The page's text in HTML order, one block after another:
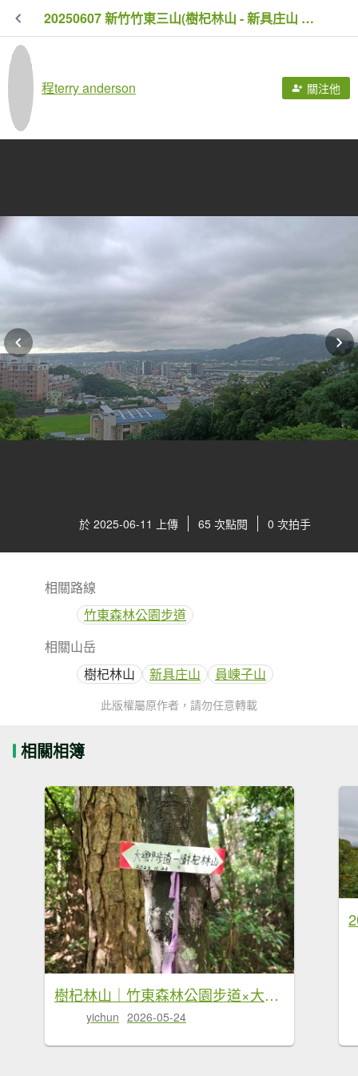
20250607 新竹竹東三山(樹杞林山 - 新具庄山 - 員崠子山) O型
程terry anderson 關注他
於 2025-06-11 上傳 65 次點閱 0 次拍手
相關路線
竹東森林公園步道
相關山岳
樹杞林山
新具庄山 員崠子山
此版權屬原作者，請勿任意轉載
相關相簿
樹杞林山｜竹東森林公園步道×大鄉自然步道
yichun 2026-05-24